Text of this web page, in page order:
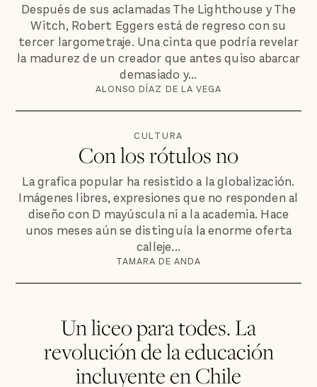
Después de sus aclamadas The Lighthouse y The
Witch, Robert Eggers está de regreso con su
tercer largometraje. Una cinta que podría revelar
la madurez de un creador que antes quiso abarcar
demasiado y...
ALONSO DÍAZ DE LA VEGA
CULTURA
Con los rótulos no
La grafica popular ha resistido a la globalización.
Imágenes libres, expresiones que no responden al
diseño con D mayúscula ni a la academia. Hace
unos meses aún se distinguía la enorme oferta
calleje...
TAMARA DE ANDA
Un liceo para todes. La
revolución de la educación
incluyente en Chile